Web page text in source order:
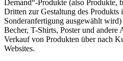
Demand“-Produkte (also Produkte,
Dritten zur Gestaltung des Produkts
Sonderanfertigung ausgewählt
Becher, T-Shirts, Poster und andere
Verkauf von Produkten über nach
Websites.